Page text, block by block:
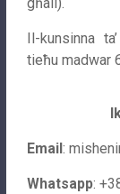
Il-kunsinna
tieħu madwar
Email:
Whatsapp: